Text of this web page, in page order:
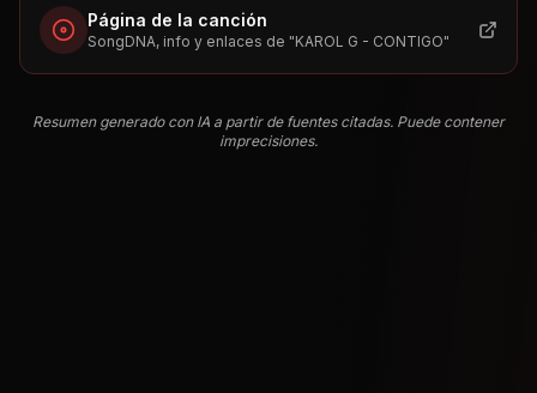
Página de la canción
SongDNA, info y enlaces de "KAROL G - CONTIGO"
Resumen generado con IA a partir de fuentes citadas. Puede contener
imprecisiones.